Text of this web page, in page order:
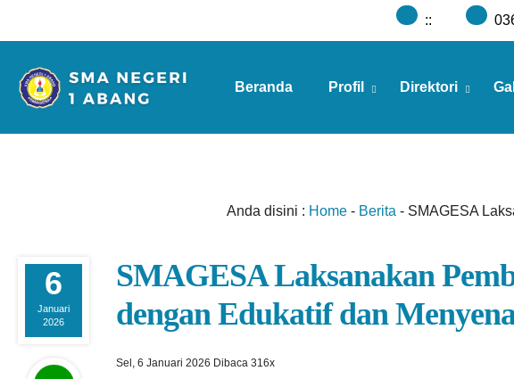
::
Beranda Profil Direktori
Anda disini : Home - Berita - SMAGESA
6
Januari
2026
SMAGESA Laksanakan
dengan Edukatif dan
Sel, 6 Januari 2026 Dibaca 316x